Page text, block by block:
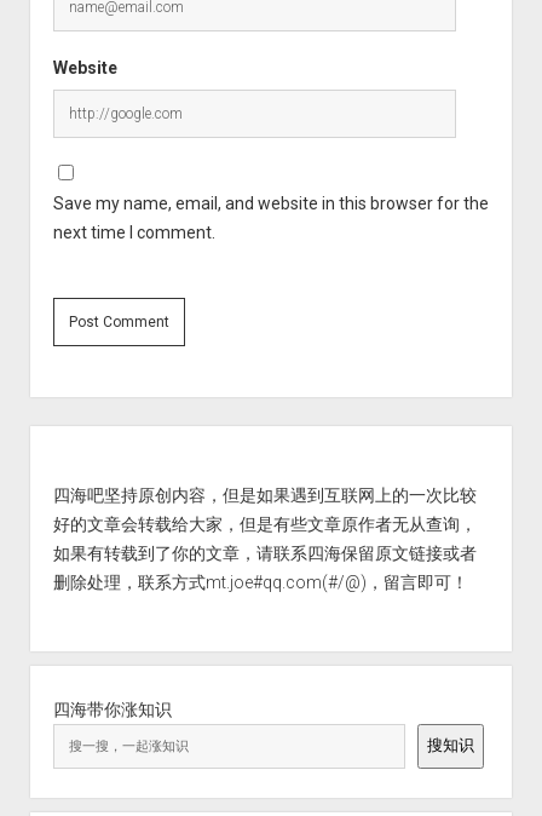
Website
Save my name, email, and website in this browser for the
next time I comment.
四海吧坚持原创内容，但是如果遇到互联网上的一次比较
好的文章会转载给大家，但是有些文章原作者无从查询，
如果有转载到了你的文章，请联系四海保留原文链接或者
删除处理，联系方式mt.joe#qq.com(#/@)，留言即可！
四海带你涨知识
搜知识